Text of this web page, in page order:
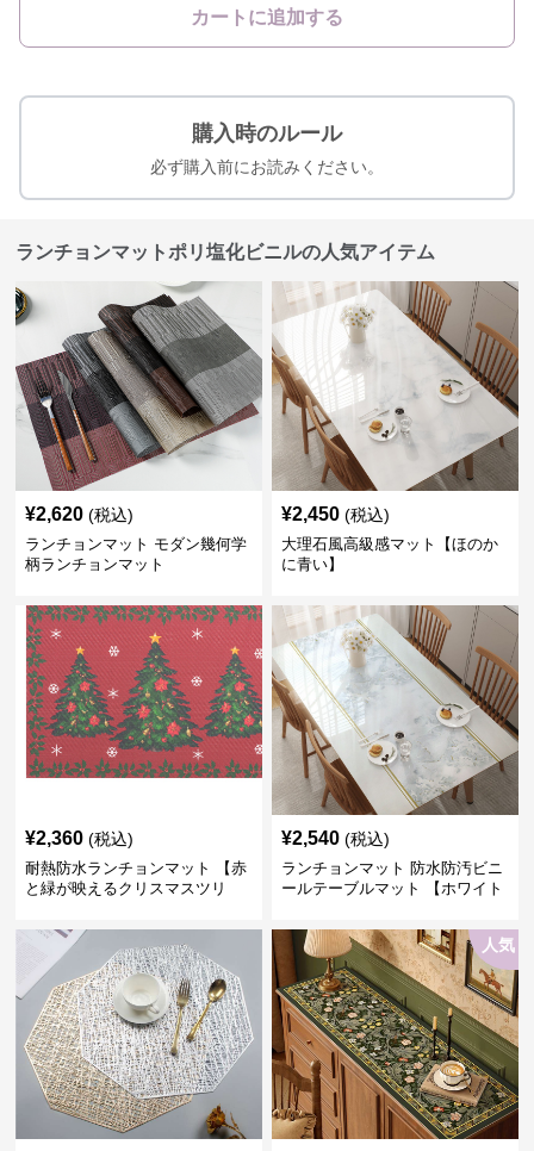
カートに追加する
購入時のルール
必ず購入前にお読みください。
ランチョンマットポリ塩化ビニルの人気アイテム
¥2,620 (税込)
ランチョンマット モダン幾何学
柄ランチョンマット
¥2,450 (税込)
大理石風高級感マット【ほのか
に青い】
¥2,360 (税込)
耐熱防水ランチョンマット 【赤
と緑が映えるクリスマスツリ
¥2,540 (税込)
ランチョンマット 防水防汚ビニ
ールテーブルマット 【ホワイト
人気